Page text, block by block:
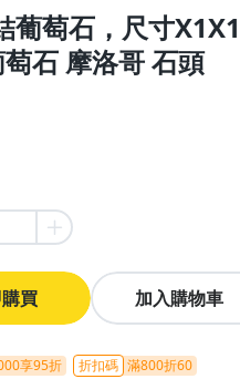
葡萄石，尺寸
石 摩洛哥 石頭
買 加入購物車
享95折 折扣碼 滿800折60